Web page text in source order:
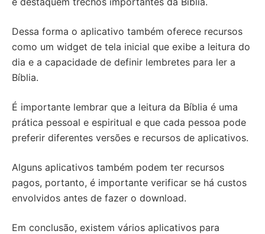
Dessa forma o aplicativo também oferece recursos
como um widget de tela inicial que exibe a leitura do
dia e a capacidade de definir lembretes para ler a
Bíblia.
É importante lembrar que a leitura da Bíblia é uma
prática pessoal e espiritual e que cada pessoa pode
preferir diferentes versões e recursos de aplicativos.
Alguns aplicativos também podem ter recursos
pagos, portanto, é importante verificar se há custos
envolvidos antes de fazer o download.
Em conclusão, existem vários aplicativos para